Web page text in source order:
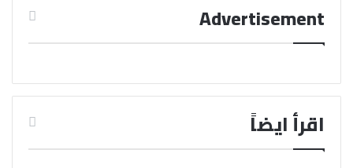
Advertisement
اقرأ ايضاً